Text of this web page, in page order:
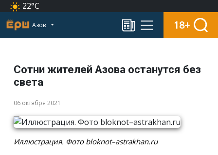
22°C
Азов 18+
Сотни жителей Азова останутся без
света
06 октября 2021
Иллюстрация. Фото bloknot–astrakhan.ru